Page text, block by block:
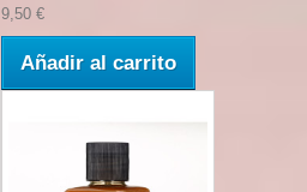
9,50 €
Añadir al carrito